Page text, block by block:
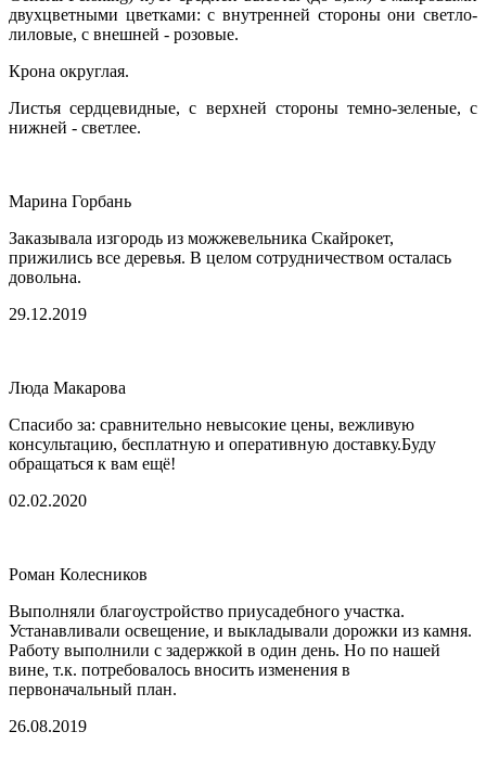
двухцветными цветками: с внутренней стороны они светло-
лиловые, с внешней - розовые.
Крона округлая.
Листья сердцевидные, с верхней стороны темно-зеленые, с
нижней - светлее.
Марина Горбань
Заказывала изгородь из можжевельника Скайрокет,
прижились все деревья. В целом сотрудничеством осталась
довольна.
29.12.2019
Люда Макарова
Спасибо за: сравнительно невысокие цены, вежливую
консультацию, бесплатную и оперативную доставку.Буду
обращаться к вам ещё!
02.02.2020
Роман Колесников
Выполняли благоустройство приусадебного участка.
Устанавливали освещение, и выкладывали дорожки из камня.
Работу выполнили с задержкой в один день. Но по нашей
вине, т.к. потребовалось вносить изменения в
первоначальный план.
26.08.2019